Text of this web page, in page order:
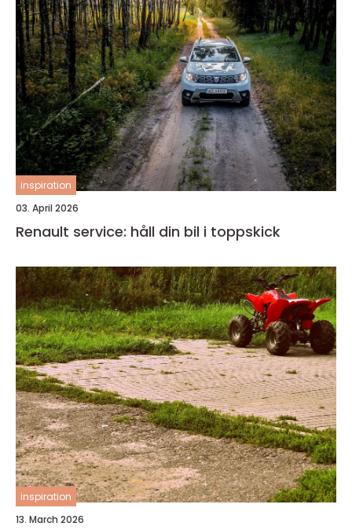
inspiration
03. April 2026
Renault service: håll din bil i toppskick
inspiration
13. March 2026